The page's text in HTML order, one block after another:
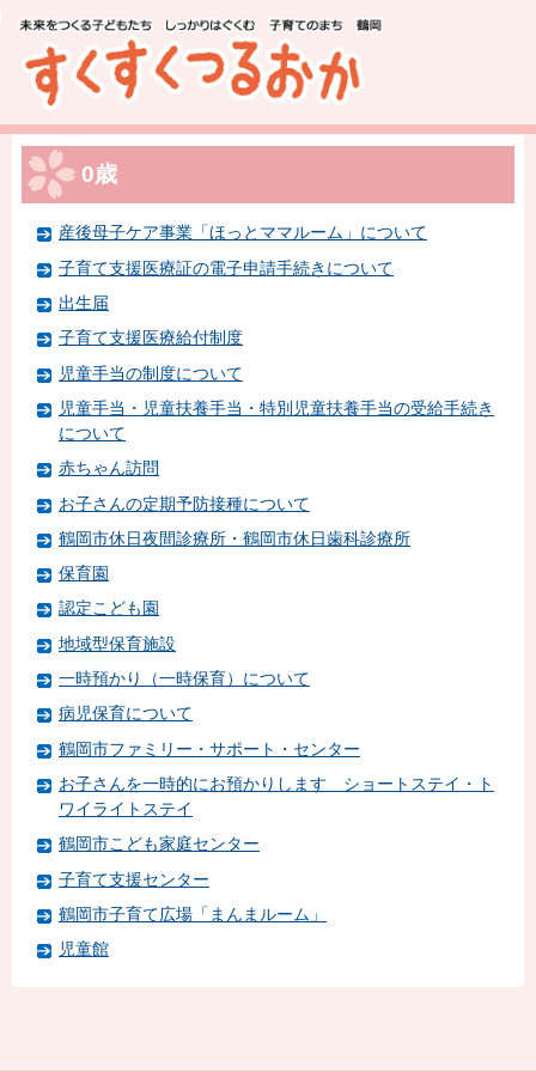
0歳
産後母子ケア事業「ほっとママルーム」について
子育て支援医療証の電子申請手続きについて
出生届
子育て支援医療給付制度
児童手当の制度について
児童手当・児童扶養手当・特別児童扶養手当の受給手続き
について
赤ちゃん訪問
お子さんの定期予防接種について
鶴岡市休日夜間診療所・鶴岡市休日歯科診療所
保育園
認定こども園
地域型保育施設
一時預かり（一時保育）について
病児保育について
鶴岡市ファミリー・サポート・センター
お子さんを一時的にお預かりします ショートステイ・ト
ワイライトステイ
鶴岡市こども家庭センター
子育て支援センター
鶴岡市子育て広場「まんまルーム」
児童館